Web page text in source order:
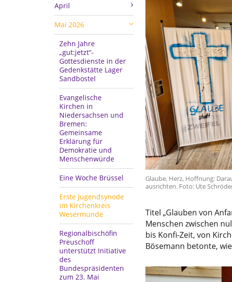
April
Mai 2026
Zehn Jahre
„gut:jetzt“-
Gottesdienste in der
Gedenkstätte Lager
Sandbostel
Evangelische
Kirchen in
Niedersachsen und
Bremen:
Gemeinsame
Erklärung für
Demokratie und
Menschenwürde
Eine Woche Brüssel
Erste Jugendsynode
im Kirchenkreis
Wesermünde
Regionalbischöfin
Preuschoff
unterstützt Initiative
des
Bundespräsidenten
zum 23. Mai
Glaube, Herz, Hoffnung:
ausrichten. Foto: Ute
Titel „Glauben von
Menschen zwischen
bis Konfi-Zeit, von
Bösemann betonte,